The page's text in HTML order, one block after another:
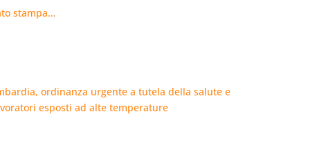
stampa…
ordinanza urgente a tutela della salute e
esposti ad alte temperature